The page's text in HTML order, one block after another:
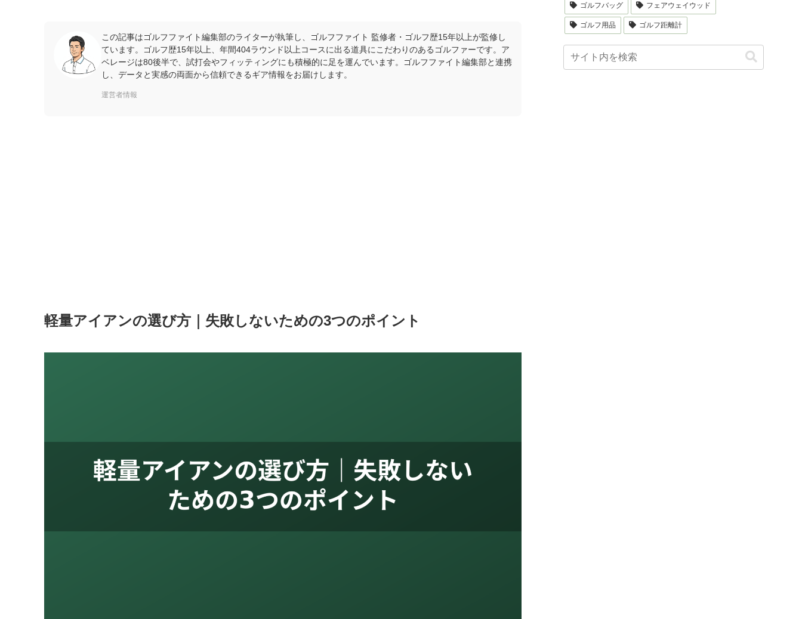
この記事はゴルフファイト編集部のライターが執筆し、ゴルフファイト 監修者・ゴルフ歴15年以上が監修し
ています。ゴルフ歴15年以上、年間404ラウンド以上コースに出る道具にこだわりのあるゴルファーです。ア
ベレージは80後半で、試打会やフィッティングにも積極的に足を運んでいます。ゴルフファイト編集部と連携
し、データと実感の両面から信頼できるギア情報をお届けします。
運営者情報
軽量アイアンの選び方｜失敗しないための3つのポイント
ゴルフバッグ フェアウェイウッド
ゴルフ用品 ゴルフ距離計